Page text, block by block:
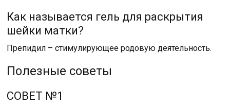
Как называется гель для раскрытия
шейки матки?
Препидил – стимулирующее родовую деятельность.
Полезные советы
СОВЕТ №1